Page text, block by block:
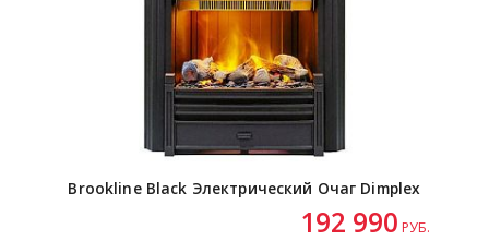
Brookline Black Электрический Очаг Dimplex
192 990 РУБ.